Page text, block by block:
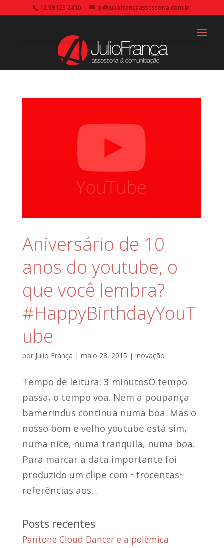
12 99123 2410 oi@juliofrancaassessoria.com.br
Aniversário de 10
anos do youtube, o
que você lembra?
#HappyBirthdayYouT
ube
por Julio França | maio 28, 2015 | inovação
Tempo de leitura: 3 minutosO tempo
passa, o tempo voa. Nem a poupança
bamerindus continua numa boa. Mas o
nosso bom e velho youtube está sim,
numa nice, numa tranquila, numa boa.
Para marcar a data importante foi
produzido um clipe com ~trocentas~
referências aos...
Posts recentes
Pantone Cloud Dancer e a polêmica